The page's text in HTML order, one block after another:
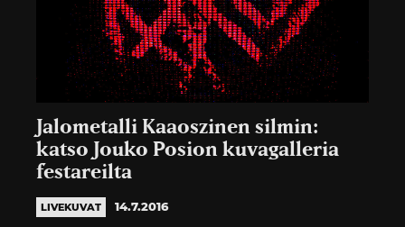
Jalometalli Kaaoszinen silmin:
katso Jouko Posion kuvagalleria
festareilta
LIVEKUVAT 14.7.2016